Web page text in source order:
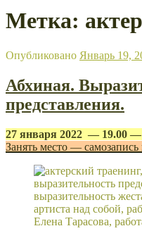
Метка:
Опубликовано Январь 19,
Абхиная.
представления.
27 января 2022 — 19.00 —
Занять место — самозапись
Елена Тарасова,